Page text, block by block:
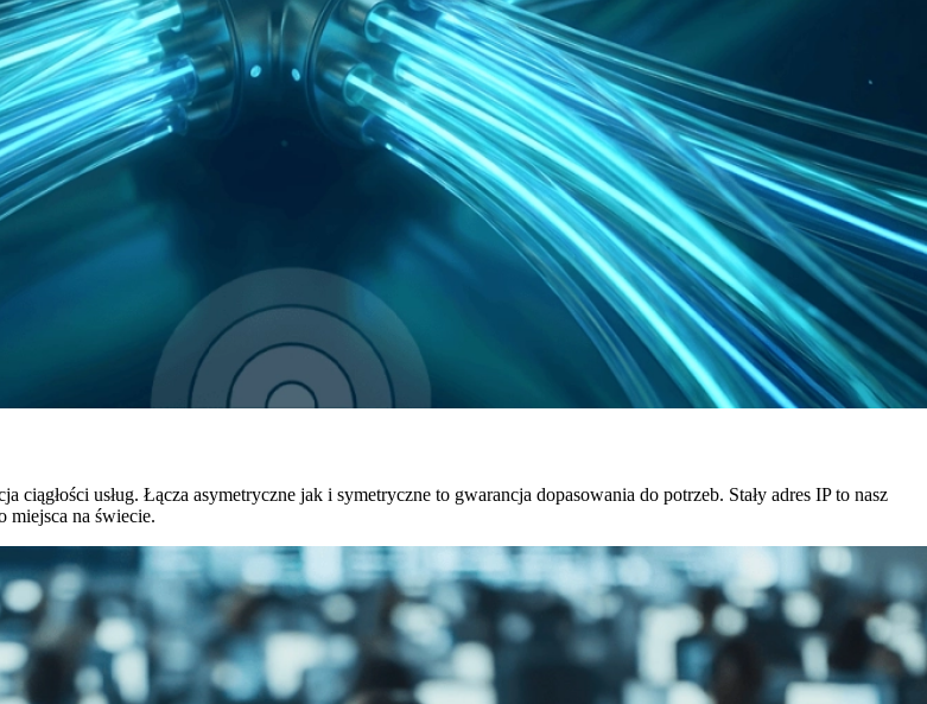
usług. Łącza asymetryczne jak i symetryczne to gwarancja dopasowania do potrzeb. Stały adres IP to nasz
miejsca na świecie.